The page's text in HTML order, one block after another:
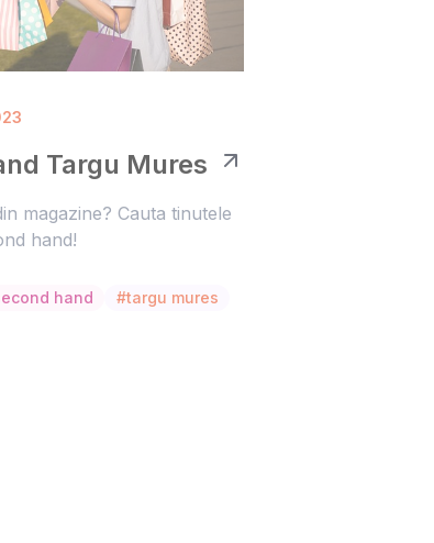
Targu Mures
magazine? Cauta tinutele
hand!
hand #targu mures